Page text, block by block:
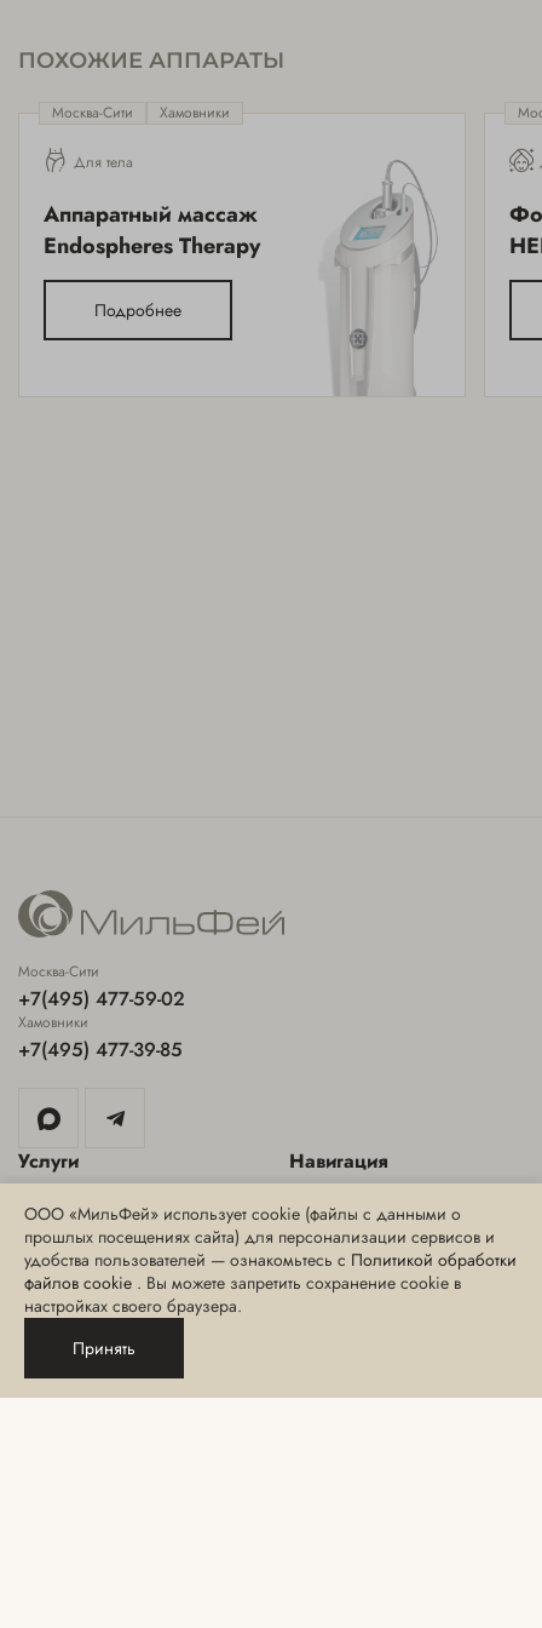
ПОХОЖИЕ АППАРАТЫ
Москва-Сити Хамовники
Для тела
Аппаратный массаж
Endospheres Therapy
Подробнее
Москва-Сити
+7(495) 477-59-02
Хамовники
+7(495) 477-39-85
Услуги
Инъекционная косметология
Эстетическая косметология
СПА-уход, массаж и
обертывания
Эпиляция
Навигация
Специальные предложения
Блог
Интернет-магазин
ООО «МильФей» использует cookie (файлы с данными о
прошлых посещениях сайта) для персонализации сервисов и
удобства пользователей — ознакомьтесь с Политикой обработки
файлов cookie . Вы можете запретить сохранение cookie в
настройках своего браузера.
Принять